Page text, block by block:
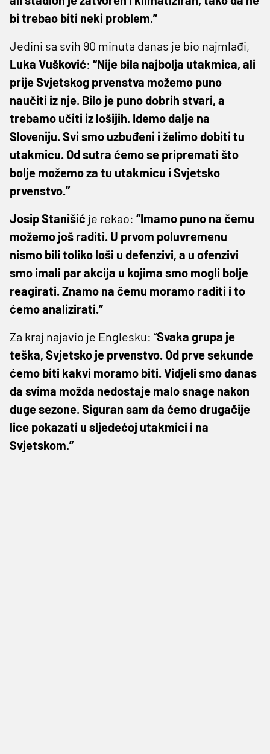
bi trebao biti neki problem.”
Jedini sa svih 90 minuta danas je bio najmlađi,
Luka Vušković: “Nije bila najbolja utakmica, ali
prije Svjetskog prvenstva možemo puno
naučiti iz nje. Bilo je puno dobrih stvari, a
trebamo učiti iz lošijih. Idemo dalje na
Sloveniju. Svi smo uzbuđeni i želimo dobiti tu
utakmicu. Od sutra ćemo se pripremati što
bolje možemo za tu utakmicu i Svjetsko
prvenstvo.”
Josip Stanišić je rekao: “Imamo puno na čemu
možemo još raditi. U prvom poluvremenu
nismo bili toliko loši u defenzivi, a u ofenzivi
smo imali par akcija u kojima smo mogli bolje
reagirati. Znamo na čemu moramo raditi i to
ćemo analizirati.”
Za kraj najavio je Englesku: “Svaka grupa je
teška, Svjetsko je prvenstvo. Od prve sekunde
ćemo biti kakvi moramo biti. Vidjeli smo danas
da svima možda nedostaje malo snage nakon
duge sezone. Siguran sam da ćemo drugačije
lice pokazati u sljedećoj utakmici i na
Svjetskom.”